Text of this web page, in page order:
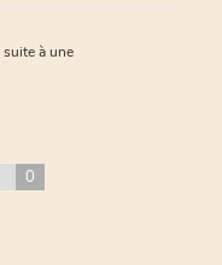
suite à une
0